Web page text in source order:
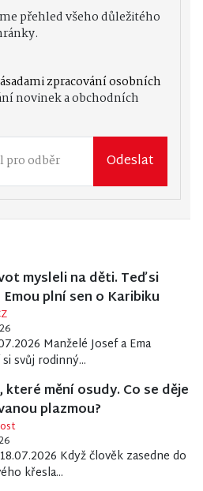
přehled všeho důležitého
zpracování osobních
novinek a obchodních
Odeslat
mysleli na děti. Teď si
plní sen o Karibiku
Manželé Josef a Ema
svůj rodinný...
které mění osudy. Co se děje
plazmou?
Když člověk zasedne do
křesla...